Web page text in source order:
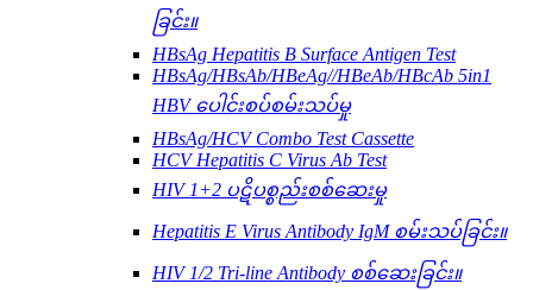
ခြင်း။
HBsAg Hepatitis B Surface Antigen Test
HBsAg/HBsAb/HBeAg//HBeAb/HBcAb 5in1
HBV ပေါင်းစပ်စမ်းသပ်မှု
HBsAg/HCV Combo Test Cassette
HCV Hepatitis C Virus Ab Test
HIV 1+2 ပဋိပစ္စည်းစစ်ဆေးမှု
Hepatitis E Virus Antibody IgM စမ်းသပ်ခြင်း။
HIV 1/2 Tri-line Antibody စစ်ဆေးခြင်း။